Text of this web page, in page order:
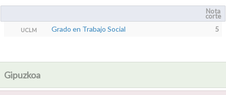
Nota
corte
UCLM Grado en Trabajo Social 5
Gipuzkoa